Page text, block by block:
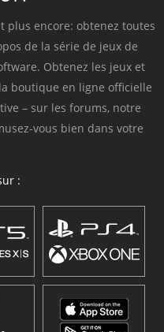
plus encore: obtenez toutes
de la série de jeux de
Obtenez les jeux et
boutique en ligne officielle
– sur les forums, notre
vous bien dans votre
: